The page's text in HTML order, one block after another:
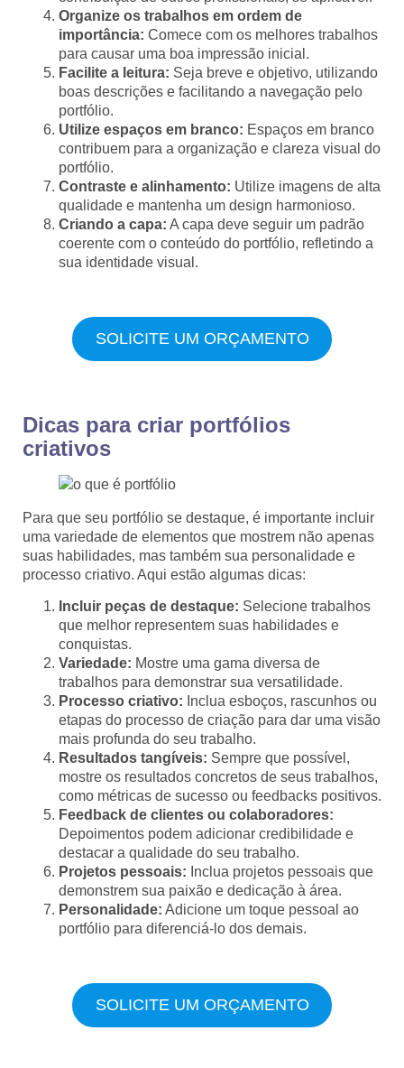
Organize os trabalhos em ordem de
importância: Comece com os melhores trabalhos
para causar uma boa impressão inicial.
Facilite a leitura: Seja breve e objetivo, utilizando
boas descrições e facilitando a navegação pelo
portfólio.
Utilize espaços em branco: Espaços em branco
contribuem para a organização e clareza visual do
portfólio.
Contraste e alinhamento: Utilize imagens de alta
qualidade e mantenha um design harmonioso.
Criando a capa: A capa deve seguir um padrão
coerente com o conteúdo do portfólio, refletindo a
sua identidade visual.
SOLICITE UM ORÇAMENTO
Dicas para criar portfólios
criativos
Para que seu portfólio se destaque, é importante incluir
uma variedade de elementos que mostrem não apenas
suas habilidades, mas também sua personalidade e
processo criativo. Aqui estão algumas dicas:
Incluir peças de destaque: Selecione trabalhos
que melhor representem suas habilidades e
conquistas.
Variedade: Mostre uma gama diversa de
trabalhos para demonstrar sua versatilidade.
Processo criativo: Inclua esboços, rascunhos ou
etapas do processo de criação para dar uma visão
mais profunda do seu trabalho.
Resultados tangíveis: Sempre que possível,
mostre os resultados concretos de seus trabalhos,
como métricas de sucesso ou feedbacks positivos.
Feedback de clientes ou colaboradores:
Depoimentos podem adicionar credibilidade e
destacar a qualidade do seu trabalho.
Projetos pessoais: Inclua projetos pessoais que
demonstrem sua paixão e dedicação à área.
Personalidade: Adicione um toque pessoal ao
portfólio para diferenciá-lo dos demais.
SOLICITE UM ORÇAMENTO